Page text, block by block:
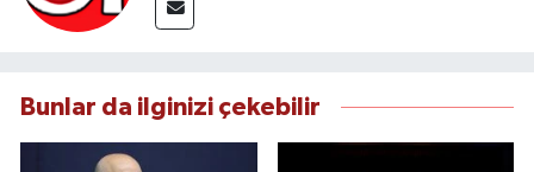
Bunlar da ilginizi çekebilir